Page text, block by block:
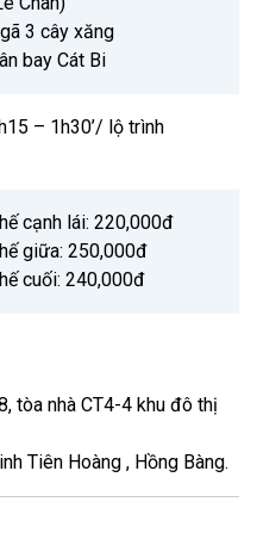
3 cây xăng
bay Cát Bi
– 1h30’/ lộ trình
cạnh lái: 220,000đ
giữa: 250,000đ
cuối: 240,000đ
tòa nhà CT4-4 khu đô thị
Tiên Hoàng , Hồng Bàng.